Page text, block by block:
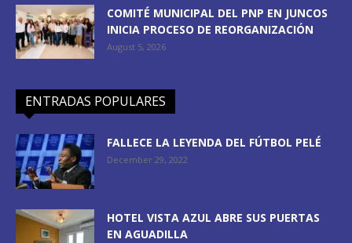
COMITÉ MUNICIPAL DEL PNP EN JUNCOS
INICIA PROCESO DE REORGANIZACIÓN
August 5, 2026
ENTRADAS POPULARES
FALLECE LA LEYENDA DEL FÚTBOL PELÉ
December 29, 2022
HOTEL VISTA AZUL ABRE SUS PUERTAS
EN AGUADILLA